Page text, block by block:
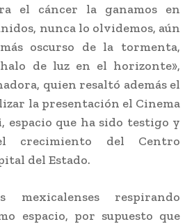
el cáncer la ganamos en
nunca lo olvidemos, aún
oscurso de la tormenta,
de luz en el horizonte»,
quien resaltó además el
la presentación el Cinema
espacio que ha sido testigo y
crecimiento del Centro
del Estado.
mexicalenses respirando
espacio, por supuesto que